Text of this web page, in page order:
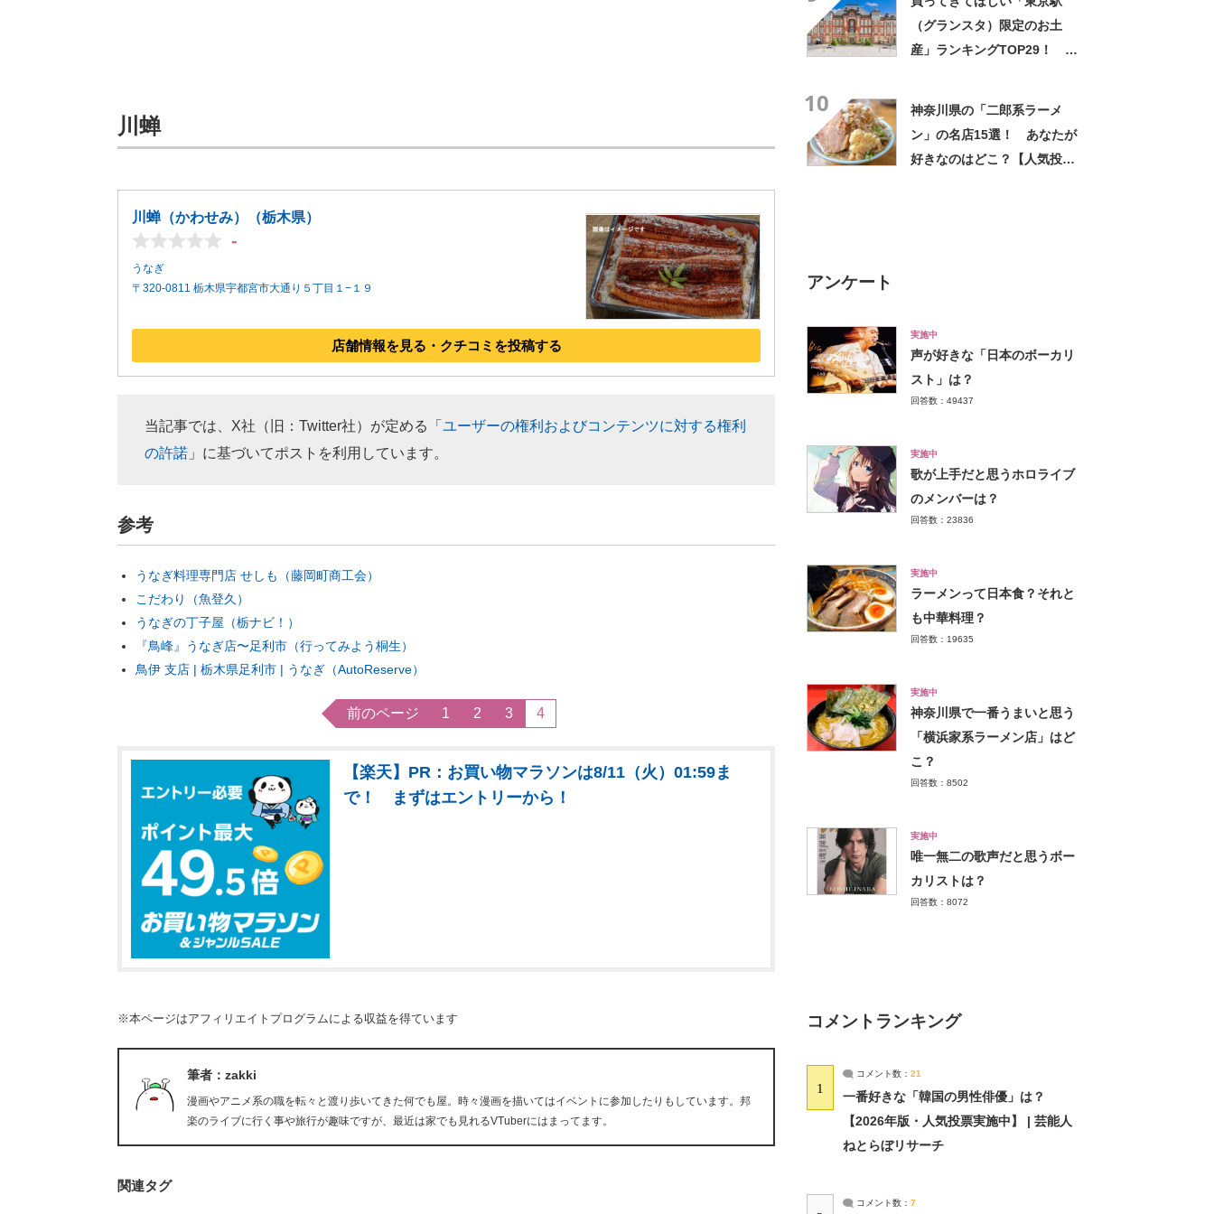
川蝉
川蝉（かわせみ）（栃木県）
-
うなぎ
〒320-0811 栃木県宇都宮市大通り５丁目１−１９
店舗情報を見る・クチコミを投稿する
当記事では、X社（旧：Twitter社）が定める「 ユーザーの権利およびコンテンツに対する権利
の許諾 」に基づいてポストを利用しています。
参考
うなぎ料理専門店 せしも（藤岡町商工会）
こだわり（魚登久）
うなぎの丁子屋（栃ナビ！）
『鳥峰』うなぎ店〜足利市（行ってみよう桐生）
鳥伊 支店 | 栃木県足利市 | うなぎ（AutoReserve）
前のページ 1 2 3 4
【楽天】PR：お買い物マラソンは8/11（火）01:59ま
で！ まずはエントリーから！
※本ページはアフィリエイトプログラムによる収益を得ています
筆者：zakki
漫画やアニメ系の職を転々と渡り歩いてきた何でも屋。時々漫画を描いてはイベントに参加したりもしています。邦
楽のライブに行く事や旅行が趣味ですが、最近は家でも見れるVTuberにはまってます。
関連タグ
（グランスタ）限定のお土
産」ランキングTOP29！ 第
10
神奈川県の「二郎系ラーメ
ン」の名店15選！ あなたが
好きなのはどこ？【人気投票
アンケート
実施中
声が好きな「日本のボーカリ
スト」は？
回答数：49437
実施中
歌が上手だと思うホロライブ
のメンバーは？
回答数：23836
実施中
ラーメンって日本食？それと
も中華料理？
回答数：19635
実施中
神奈川県で一番うまいと思う
「横浜家系ラーメン店」はど
こ？
回答数：8502
実施中
唯一無二の歌声だと思うボー
カリストは？
回答数：8072
コメントランキング
1
コメント数： 21
一番好きな「韓国の男性俳優」は？
【2026年版・人気投票実施中】 | 芸能人
ねとらぼリサーチ
コメント数： 7